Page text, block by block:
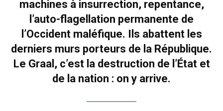
machines à insurrection, repentance,
l’auto-flagellation permanente de
l’Occident maléfique. Ils abattent les
derniers murs porteurs de la République.
Le Graal, c’est la destruction de l’État et
de la nation : on y arrive.